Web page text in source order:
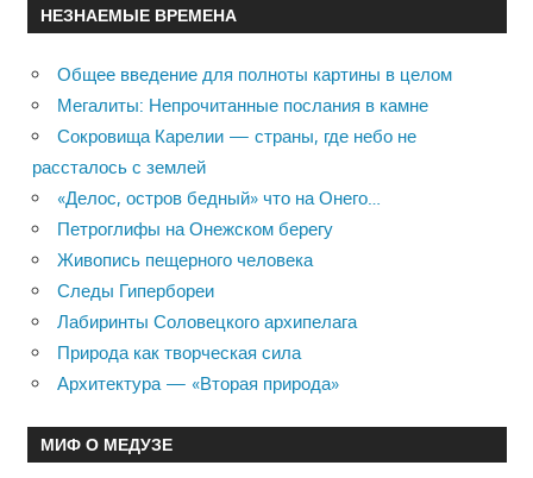
по
записям
НЕЗНАЕМЫЕ ВРЕМЕНА
Общее введение для полноты картины в целом
Мегалиты: Непрочитанные послания в камне
Сокровища Карелии — страны, где небо не
рассталось с землей
«Делос, остров бедный» что на Онего…
Петроглифы на Онежском берегу
Живопись пещерного человека
Следы Гипербореи
Лабиринты Соловецкого архипелага
Природа как творческая сила
Архитектура — «Вторая природа»
МИФ О МЕДУЗЕ